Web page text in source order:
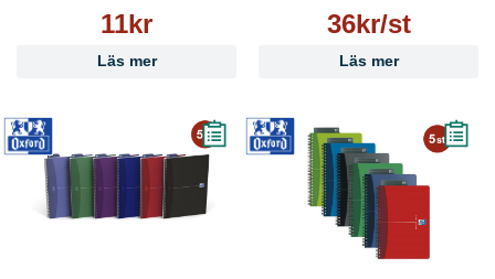
11kr
Läs mer
36kr/st
Läs mer